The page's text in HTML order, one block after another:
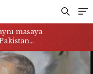
masaya